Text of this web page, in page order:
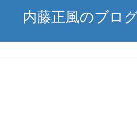
内藤正風のブロ